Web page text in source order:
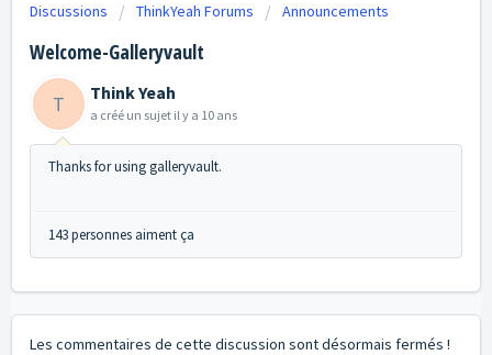
Discussions ThinkYeah Forums Announcements
Welcome-Galleryvault
T Think Yeah
a créé un sujet il y a 10 ans
Thanks for using galleryvault.
143 personnes aiment ça
Les commentaires de cette discussion sont désormais fermés !